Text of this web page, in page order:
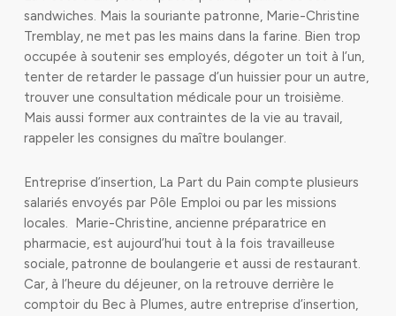
sandwiches. Mais la souriante patronne, Marie-Christine
Tremblay, ne met pas les mains dans la farine. Bien trop
occupée à soutenir ses employés, dégoter un toit à l’un,
tenter de retarder le passage d’un huissier pour un autre,
trouver une consultation médicale pour un troisième.
Mais aussi former aux contraintes de la vie au travail,
rappeler les consignes du maître boulanger.
Entreprise d’insertion, La Part du Pain compte plusieurs
salariés envoyés par Pôle Emploi ou par les missions
locales. Marie-Christine, ancienne préparatrice en
pharmacie, est aujourd’hui tout à la fois travailleuse
sociale, patronne de boulangerie et aussi de restaurant.
Car, à l’heure du déjeuner, on la retrouve derrière le
comptoir du Bec à Plumes, autre entreprise d’insertion,